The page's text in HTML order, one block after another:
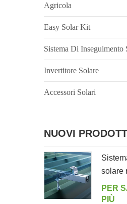
Agricola
Easy Solar Kit
Sistema Di Inseguimento
Invertitore Solare
Accessori Solari
NUOVI
solare
in
di
PER
PIÙ